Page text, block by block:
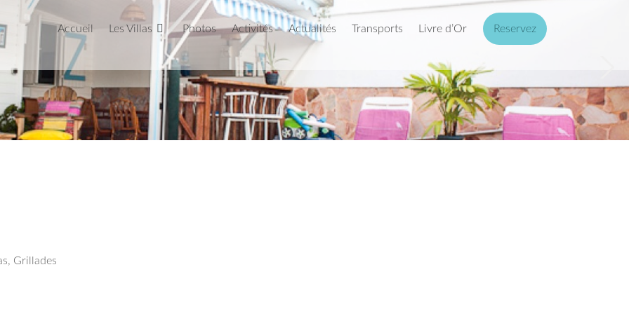
Accueil Les Villas Photos Activités Actualités Transports Livre d’Or Reservez
Next
Grillades